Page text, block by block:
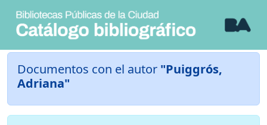
Documentos con el autor "Puiggrós,
Adriana"